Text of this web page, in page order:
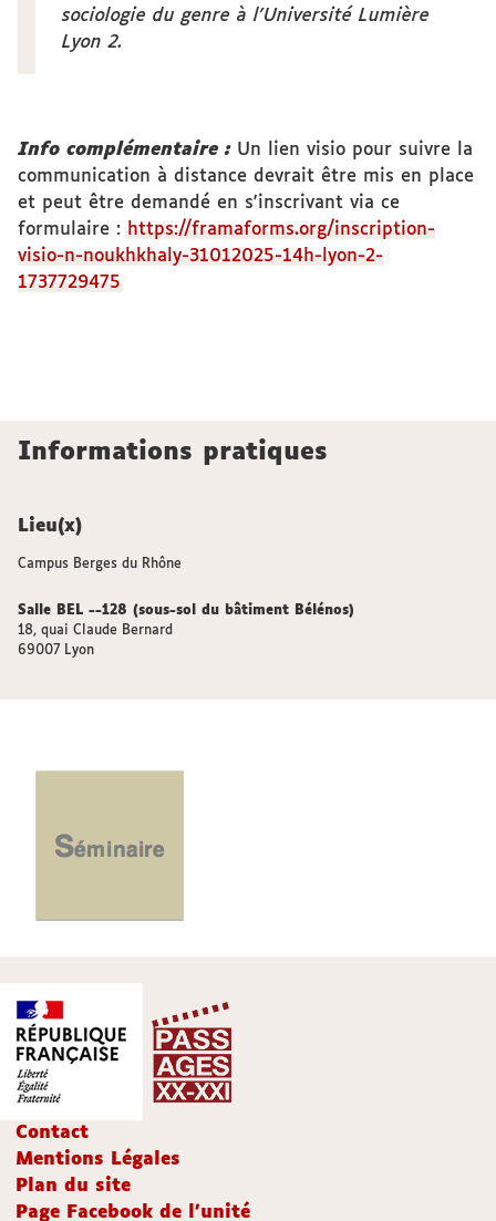
sociologie du genre à l’Université Lumière
Lyon 2.
Info complémentaire :Un lien visio pour suivre la
communication à distance devrait être mis en place
et peut être demandé en s'inscrivant via ce
formulaire : https://framaforms.org/inscription-
visio-n-noukhkhaly-31012025-14h-lyon-2-
1737729475
Informations pratiques
Lieu(x)
Campus Berges du Rhône
Salle BEL --128 (sous-sol du bâtiment Bélénos)
18, quai Claude Bernard
69007 Lyon
Contact
Mentions Légales
Plan du site
Page Facebook de l'unité